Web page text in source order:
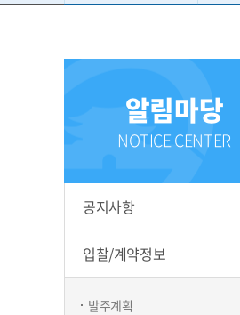
휘경어린이도서관
배봉산숲속도서관
동
중
홍
알림마당
NOTICE CENTER
공지사항
입찰/계약정보
발주계획